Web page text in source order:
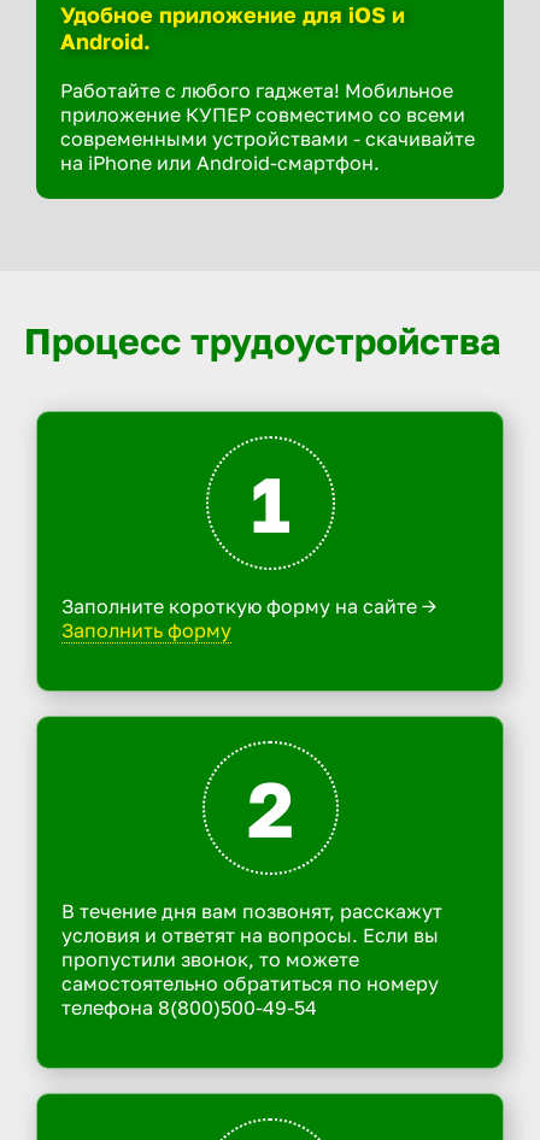
Удобное приложение для iOS и
Android.
Работайте с любого гаджета! Мобильное
приложение КУПЕР совместимо со всеми
современными устройствами - скачивайте
на iPhone или Android-смартфон.
Процесс трудоустройства
1
Заполните короткую форму на сайте ->
Заполнить форму
2
В течение дня вам позвонят, расскажут
условия и ответят на вопросы. Если вы
пропустили звонок, то можете
самостоятельно обратиться по номеру
телефона 8(800)500-49-54